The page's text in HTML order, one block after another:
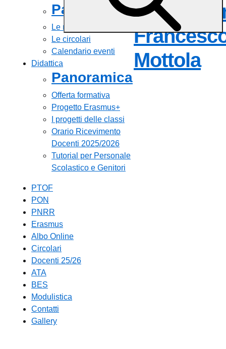
Panoramica
Le notizie
Le circolari
Calendario eventi
Didattica
Panoramica
Offerta formativa
Progetto Erasmus+
I progetti delle classi
Orario Ricevimento
Docenti 2025/2026
Tutorial per Personale
Scolastico e Genitori
PTOF
PON
PNRR
Erasmus
Albo Online
Circolari
Docenti 25/26
ATA
BES
Modulistica
Contatti
Gallery
Ricadi
Mottola